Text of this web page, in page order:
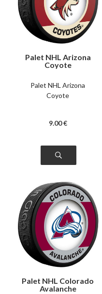
Palet NHL Arizona
Coyote
Palet NHL Arizona
Coyote
9.00 €
Palet NHL Colorado
Avalanche